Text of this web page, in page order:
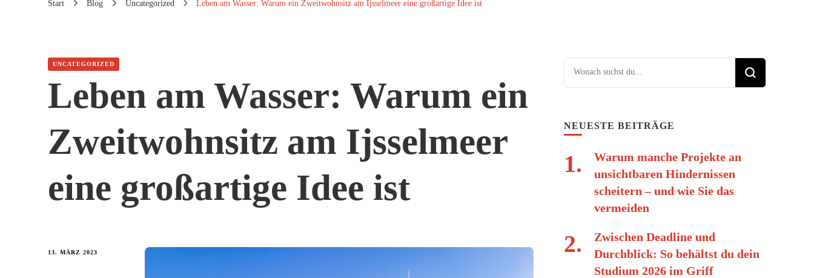
Start Blog Uncategorized Leben am Wasser: Warum ein Zweitwohnsitz am Ijsselmeer eine großartige Idee ist
UNCATEGORIZED
Leben am Wasser: Warum ein
Zweitwohnsitz am Ijsselmeer
eine großartige Idee ist
13. MÄRZ 2023
Suchst du nach etwas?
NEUESTE BEITRÄGE
Warum manche Projekte an
unsichtbaren Hindernissen
scheitern – und wie Sie das
vermeiden
Zwischen Deadline und
Durchblick: So behältst du dein
Studium 2026 im Griff